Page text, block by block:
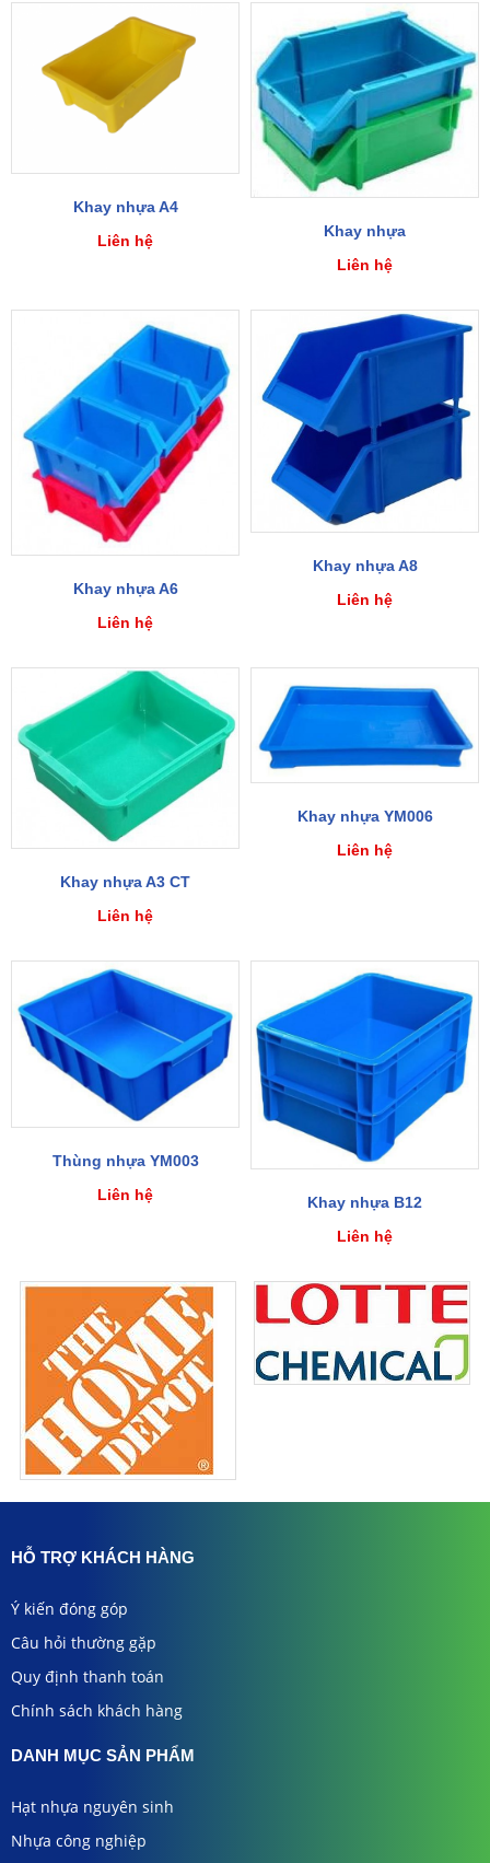
Khay nhựa A4
Liên hệ
Khay nhựa
Liên hệ
Khay nhựa A6
Liên hệ
Khay nhựa A8
Liên hệ
Khay nhựa A3 CT
Liên hệ
Khay nhựa YM006
Liên hệ
Thùng nhựa YM003
Liên hệ
Khay nhựa B12
Liên hệ
HỖ TRỢ KHÁCH HÀNG
Ý kiến đóng góp
Câu hỏi thường gặp
Quy định thanh toán
Chính sách khách hàng
DANH MỤC SẢN PHẨM
Hạt nhựa nguyên sinh
Nhựa công nghiệp